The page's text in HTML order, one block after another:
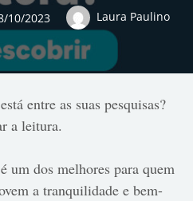
10/2023 Laura Paulino
entre as suas pesquisas?
a leitura.
um dos melhores para quem
a tranquilidade e bem-